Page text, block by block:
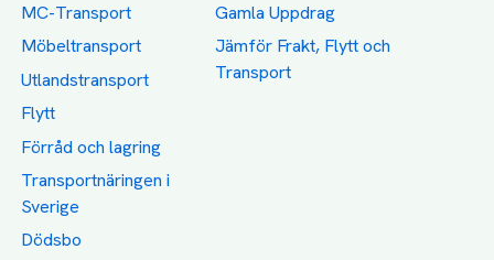
MC-Transport
Möbeltransport
Utlandstransport
Flytt
Förråd och lagring
Transportnäringen i
Sverige
Dödsbo
Gamla Uppdrag
Jämför Frakt, Flytt och
Transport